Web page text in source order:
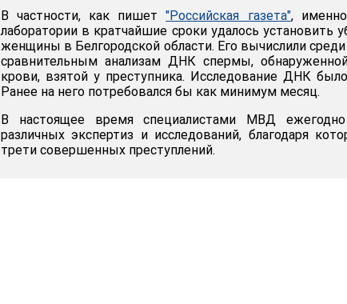
В частности, как пишет"Российская газета",
лаборатории в кратчайшие сроки удалось установить
женщины в Белгородской области. Его вычислили
сравнительным анализам ДНК спермы,
крови, взятой у преступника. Исследование ДНК
Ранее на него потребовался бы как минимум месяц.
В настоящее время специалистами МВД
различных экспертиз и исследований, благодаря
трети совершенных преступлений.